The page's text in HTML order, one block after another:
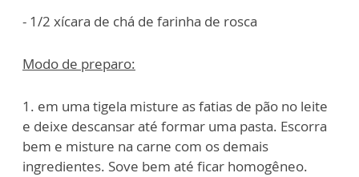
- 1/2 xícara de chá de farinha de rosca
Modo de preparo:
1. em uma tigela misture as fatias de pão no leite
e deixe descansar até formar uma pasta. Escorra
bem e misture na carne com os demais
ingredientes. Sove bem até ficar homogêneo.